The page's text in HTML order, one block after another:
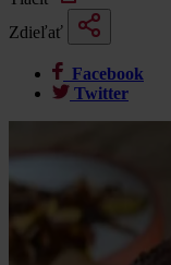
Zdieľať
Facebook
Twitter